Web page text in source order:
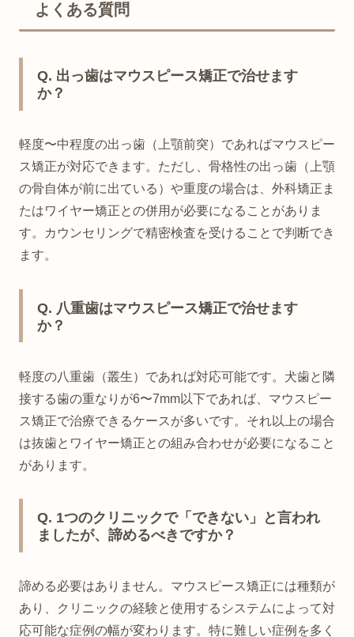
よくある質問
Q. 出っ歯はマウスピース矯正で治せます
か？
軽度〜中程度の出っ歯（上顎前突）であればマウスピー
ス矯正が対応できます。ただし、骨格性の出っ歯（上顎
の骨自体が前に出ている）や重度の場合は、外科矯正ま
たはワイヤー矯正との併用が必要になることがありま
す。カウンセリングで精密検査を受けることで判断でき
ます。
Q. 八重歯はマウスピース矯正で治せます
か？
軽度の八重歯（叢生）であれば対応可能です。犬歯と隣
接する歯の重なりが6〜7mm以下であれば、マウスピー
ス矯正で治療できるケースが多いです。それ以上の場合
は抜歯とワイヤー矯正との組み合わせが必要になること
があります。
Q. 1つのクリニックで「できない」と言われ
ましたが、諦めるべきですか？
諦める必要はありません。マウスピース矯正には種類が
あり、クリニックの経験と使用するシステムによって対
応可能な症例の幅が変わります。特に難しい症例を多く